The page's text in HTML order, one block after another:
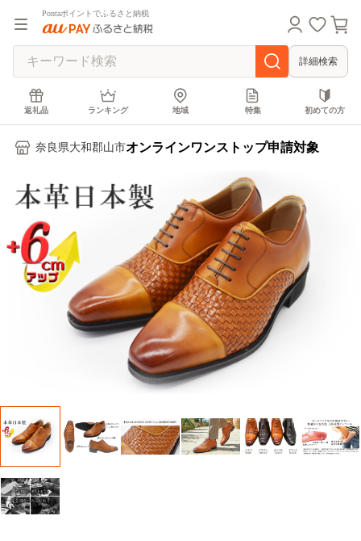
Pontaポイントでふるさと納税
詳細検索
返礼品 ランキング 地域 特集 初めての方
奈良県大和郡山市オンラインワンストップ申請対象